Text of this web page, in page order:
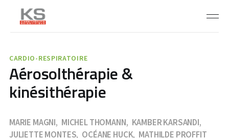
CARDIO-RESPIRATOIRE
Aérosolthérapie &
kinésithérapie
MARIE MAGNI, MICHEL THOMANN, KAMBER KARSANDI,
JULIETTE MONTES, OCÉANE HUCK, MATHILDE PROFFIT